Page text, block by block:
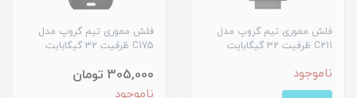
فلش مموری تیم گروپ مدل
C211 ظرفیت 32 گیگابایت
ناموجود
فلش مموری تیم گروپ مدل
C175 ظرفیت 32 گیگابایت
305,000 تومان